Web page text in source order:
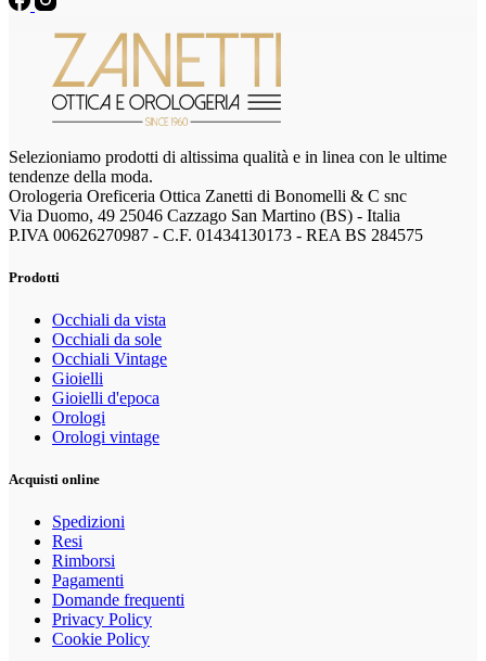
Selezioniamo prodotti di altissima qualità e in linea con le ultime
tendenze della moda.
Orologeria Oreficeria Ottica Zanetti di Bonomelli & C snc
Via Duomo, 49 25046 Cazzago San Martino (BS) - Italia
P.IVA 00626270987 - C.F. 01434130173 - REA BS 284575
Prodotti
Occhiali da vista
Occhiali da sole
Occhiali Vintage
Gioielli
Gioielli d'epoca
Orologi
Orologi vintage
Acquisti online
Spedizioni
Resi
Rimborsi
Pagamenti
Domande frequenti
Privacy Policy
Cookie Policy